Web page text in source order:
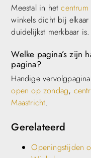
Meestal in hetcentrum
winkels dicht bij
duidelijkst merkbaar is.
Welke pagina’s zijn
pagina?
Handige
open op zondag,
Maastricht.
Gerelateerd
Openingstijden